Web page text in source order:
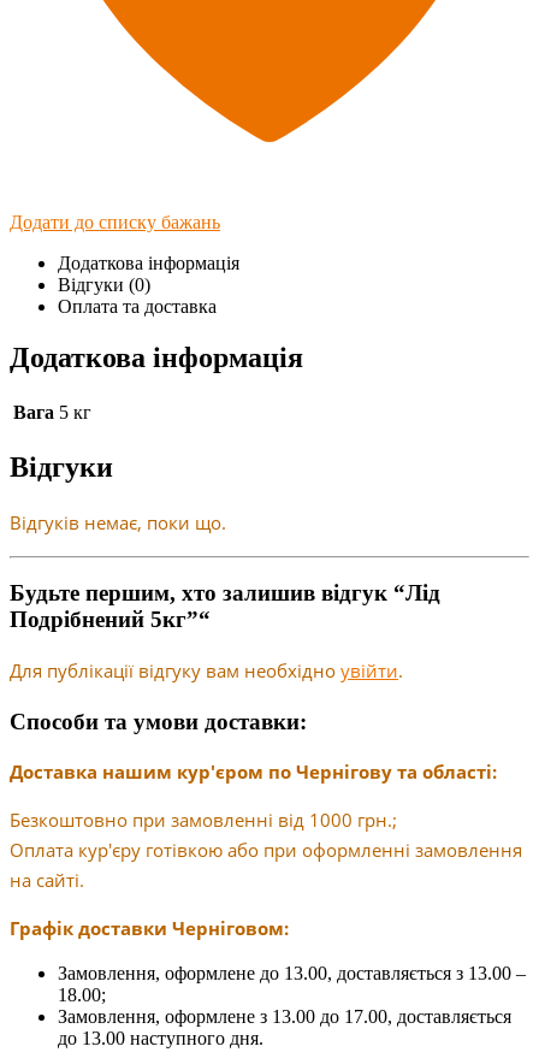
Додати до списку бажань
Додаткова інформація
Відгуки (0)
Оплата та доставка
Додаткова інформація
Вага 5 кг
Відгуки
Відгуків немає, поки що.
Будьте першим, хто залишив відгук “Лід
Подрібнений 5кг”“
Для публікації відгуку вам необхідно увійти.
Способи та умови доставки:
Доставка нашим кур'єром по Чернігову та області:
Безкоштовно при замовленні від 1000 грн.;
Оплата кур'єру готівкою або при оформленні замовлення
на сайті.
Графік доставки Черніговом:
Замовлення, оформлене до 13.00, доставляється з 13.00 –
18.00;
Замовлення, оформлене з 13.00 до 17.00, доставляється
до 13.00 наступного дня.